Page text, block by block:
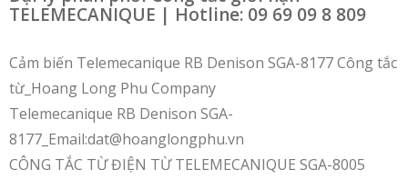
TELEMECANIQUE | Hotline: 09 69 09 8 809
Cảm biến Telemecanique RB Denison SGA-8177 Công tắc
từ_Hoang Long Phu Company
Telemecanique RB Denison SGA-
8177_Email:dat@hoanglongphu.vn
CÔNG TẮC TỪ ĐIỆN TỪ TELEMECANIQUE SGA-8005